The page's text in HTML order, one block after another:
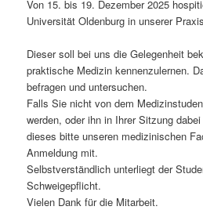
Von 15. bis 19. Dezember 2025
Universität Oldenburg in unserer
Dieser soll bei uns die Gelegenheit
praktische Medizin kennenzulernen.
befragen und untersuchen.
Falls Sie nicht von dem
werden, oder ihn in Ihrer Sitzung
dieses bitte unseren medizinischen
Anmeldung mit.
Selbstverständlich unterliegt der
Schweigepflicht.
Vielen Dank für die Mitarbeit.